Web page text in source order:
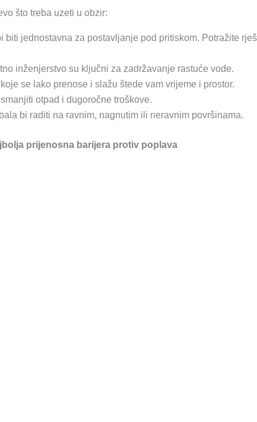
što treba uzeti u obzir:
jednostavna za postavljanje pod pritiskom. Potražite
inženjerstvo su ključni za zadržavanje rastuće vode.
se lako prenose i slažu štede vam vrijeme i prostor.
otpad i dugoročne troškove.
bi raditi na ravnim, nagnutim ili neravnim površinama.
prijenosna barijera protiv poplava